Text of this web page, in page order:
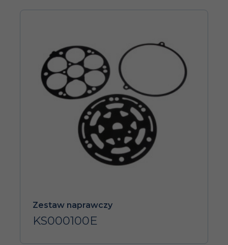
Zestaw naprawczy
KS000100E